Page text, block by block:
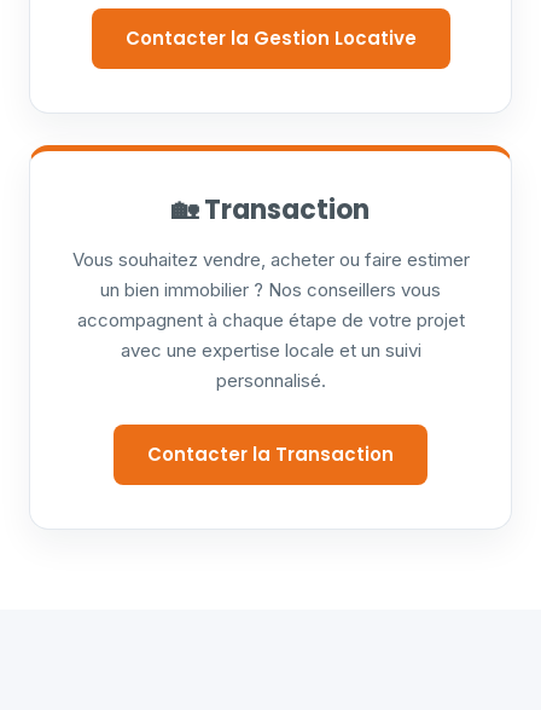
Contacter la Gestion Locative
🏡 Transaction
Vous souhaitez vendre, acheter ou faire estimer
un bien immobilier ? Nos conseillers vous
accompagnent à chaque étape de votre projet
avec une expertise locale et un suivi
personnalisé.
Contacter la Transaction